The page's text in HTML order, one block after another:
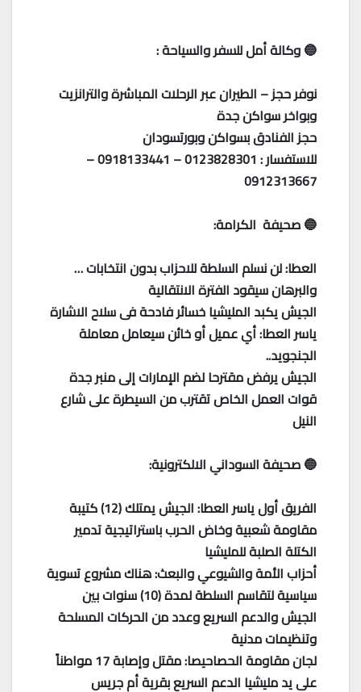
🔵 وكالة أمل للسفر والسياحة :
نوفر حجز – الطيران عبر الرحلات المباشرة والترانزيت
وبواخر سواكن جدة
حجز الفنادق بسواكن وبورتسودان
للاستفسار : 0123828301 – 0918133441 –
0912313667
🔵 صحيفة الكرامة:
العطا: لن نسلم السلطة للاحزاب بدون انتخابات …
والبرهان سيقود الفترة الانتقالية
الجيش يكبد المليشيا خسائر فادحة فى سلاح الاشارة
ياسر العطا: أي عميل أو خائن سيعامل معاملة
الجنجويد..
الجيش يرفض مقترحا لضم الإمارات إلى منبر جدة
قوات العمل الخاص تقترب من السيطرة على شارع
النيل
🔵 صحيفة السوداني الالكترونية:
الفريق أول ياسر العطا: الجيش يمتلك (12) كتيبة
مقاومة شعبية وخاض الحرب باستراتيجية تدمير
الكتلة الصلبة للمليشيا
أحزاب الأمة والشيوعي والبعث: هناك مشروع تسوية
سياسية لتقاسم السلطة لمدة (10) سنوات بين
الجيش والدعم السريع وعدد من الحركات المسلحة
وتنظيمات مدنية
لجان مقاومة الحصاحيصا: مقتل وإصابة 17 مواطناً
على يد مليشيا الدعم السريع بقرية أم جريس